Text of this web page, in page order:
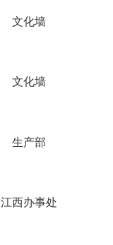
文化墙
文化墙
生产部
江西办事处